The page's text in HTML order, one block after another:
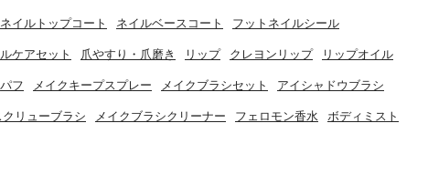
ネイルトップコート ネイルベースコート フットネイルシール
ケアセット 爪やすり・爪磨き リップ クレヨンリップ リップオイル
パフ メイクキープスプレー メイクブラシセット アイシャドウブラシ
クリューブラシ メイクブラシクリーナー フェロモン香水 ボディミスト